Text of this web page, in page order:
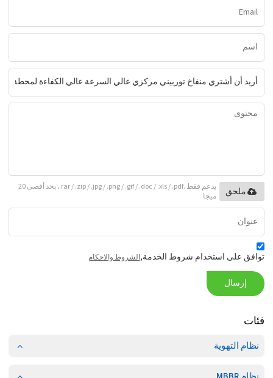
يدعم فقط .rar / .zip / .jpg / .png / .gif / .doc / .xls / .pdf ، بحد أقصى 20
ميجا
ملحق
توافق على استخدام شروط الخدمة,الشروط والاحكام
إرسال
فئات
نظام التهوية